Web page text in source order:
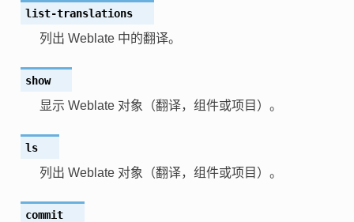
list-translations
列出 Weblate 中的翻译。
show
显示 Weblate 对象（翻译，组件或项目）。
ls
列出 Weblate 对象（翻译，组件或项目）。
commit